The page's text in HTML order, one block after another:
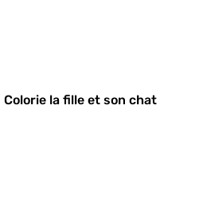
Colorie la fille et son chat